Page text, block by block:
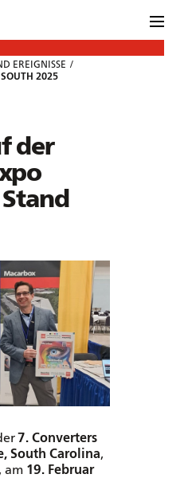
EREIGNISSE
SOUTH 2025
der
Stand
7. Converters
South Carolina,
am 19. Februar